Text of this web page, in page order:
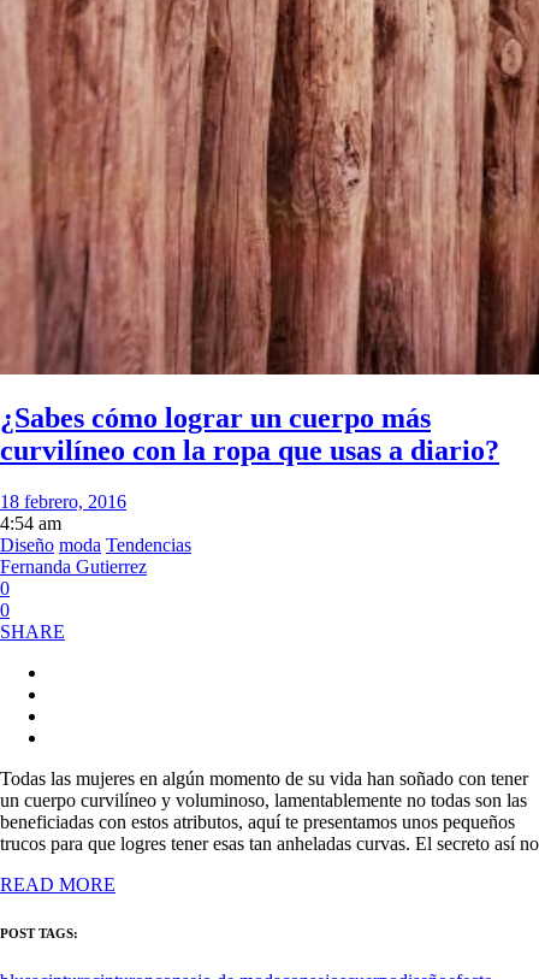
¿Sabes cómo lograr un cuerpo más
curvilíneo con la ropa que usas a diario?
18 febrero, 2016
4:54 am
Diseño moda Tendencias
Fernanda Gutierrez
0
0
SHARE
Todas las mujeres en algún momento de su vida han soñado con tener
un cuerpo curvilíneo y voluminoso, lamentablemente no todas son las
beneficiadas con estos atributos, aquí te presentamos unos pequeños
trucos para que logres tener esas tan anheladas curvas. El secreto así no
READ MORE
POST TAGS: